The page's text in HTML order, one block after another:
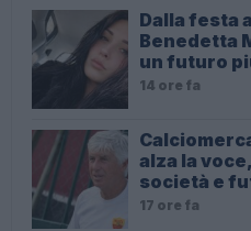
Dalla festa
Benedetta
un futuro
14 ore fa
alza la
società e
17 ore fa